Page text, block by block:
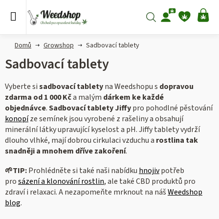
Hledat
Domů Growshop Sadbovací tablety
Sadbovací tablety
Vyberte sisadbovací tabletyna Weedshopu s dopravou
zdarma od 1 000 Kča malým dárkem ke každé
objednávce.Sadbovací tablety Jiffypro pohodlné pěstování
konopíze semínek jsou vyrobené z rašeliny a obsahují
minerální látky upravující kyselost a pH. Jiffy tablety vydrží
dlouho vlhké, mají dobrou cirkulaci vzduchu a rostlina tak
snadněji a mnohem dříve zakoření.
🌱TIP:Prohlédněte si také naši nabídku hnojivpotřeb
prosázení a klonování rostlin, ale také CBD produktů pro
zdraví i relaxaci.A nezapomeňte mrknout na nášWeedshop
blog.